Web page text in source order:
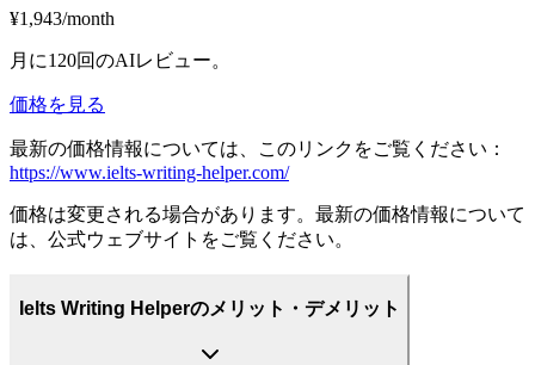
¥1,943/month
月に120回のAIレビュー。
価格を見る
最新の価格情報については、このリンクをご覧ください：
https://www.ielts-writing-helper.com/
価格は変更される場合があります。最新の価格情報について
は、公式ウェブサイトをご覧ください。
Ielts Writing Helperのメリット・デメリット